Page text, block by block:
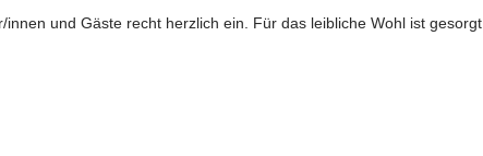
und Gäste recht herzlich ein. Für das leibliche Wohl ist gesorgt.